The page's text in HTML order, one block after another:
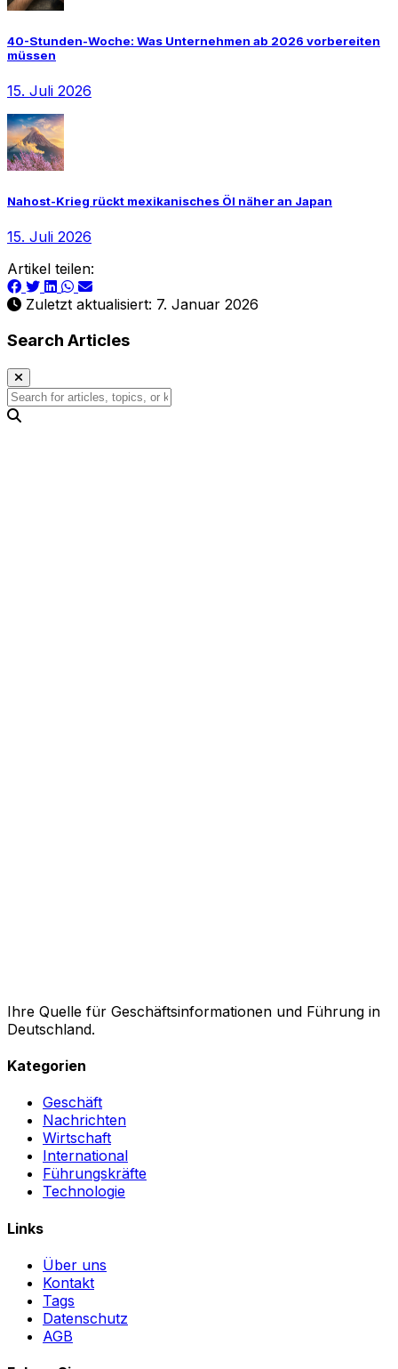
40-Stunden-Woche: Was Unternehmen ab 2026 vorbereiten
müssen
15. Juli 2026
Nahost-Krieg rückt mexikanisches Öl näher an Japan
15. Juli 2026
Artikel teilen:
Zuletzt aktualisiert: 7. Januar 2026
Search Articles
Ihre Quelle für Geschäftsinformationen und Führung in
Deutschland.
Kategorien
Geschäft
Nachrichten
Wirtschaft
International
Führungskräfte
Technologie
Links
Über uns
Kontakt
Tags
Datenschutz
AGB